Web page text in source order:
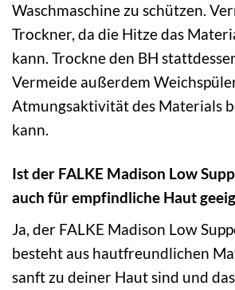
Waschmaschine zu schützen.
Trockner, da die Hitze das
kann. Trockne den BH
Vermeide außerdem
Atmungsaktivität des Materials
kann.
Ist der FALKE Madison Low
auch für empfindliche Haut
Ja, der FALKE Madison Low
besteht aus hautfreundlichen
sanft zu deiner Haut sind und